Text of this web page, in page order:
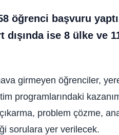
öğrenci başvuru
ise 8 ülke ve
girmeyen öğrenciler,
programlarındaki
problem çözme,
sorulara yer verilecek.